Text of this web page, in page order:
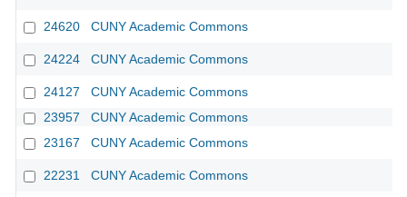
24620 CUNY Academic Commons
24224 CUNY Academic Commons
24127 CUNY Academic Commons
23957
CUNY Academic Commons
23167
CUNY Academic Commons
22231 CUNY Academic Commons